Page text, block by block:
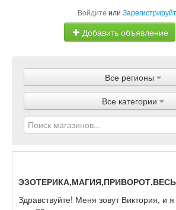
Войдите или
Добавить объявление
Объявления
Магазины
Услуги
Все регионы
Все категории
Здравствуйте! Меня зовут Виктория, и